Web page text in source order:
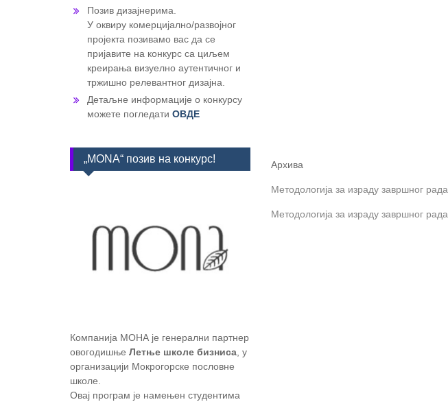
Архива
Методологија за израду завршног рада
Методологија за израду завршног рада
Позив дизајнерима.
У оквиру комерцијално/развојног
пројекта позивамо вас да се
пријавите на конкурс са циљем
креирања визуелно аутентичног и
тржишно релевантног дизајна.
Детаљне информације о конкурсу
можете погледати ОВДЕ
„MONA“ позив на конкурс!
Компанија МОНА је генерални партнер
овогодишње Летње школе бизниса , у
организацији Мокрогорске пословне
школе.
Овај програм је намењен студентима